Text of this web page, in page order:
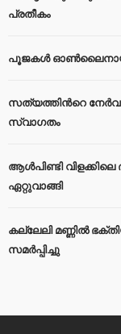
പ്രതീകം
പൂജകൾ
സത്യത്തിന്‍റെ
സ്വാഗതം
ആൾപിണ്ടി
ഏറ്റുവാങ്ങി
കല്ലേലി മണ്ണില്‍
സമര്‍പ്പിച്ചു